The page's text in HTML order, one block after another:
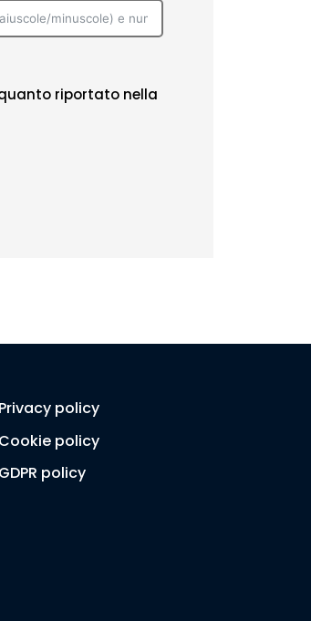
riportato nella
Privacy policy
Cookie policy
GDPR policy